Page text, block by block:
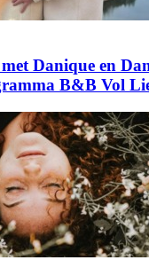
Danique en
B&B Vol